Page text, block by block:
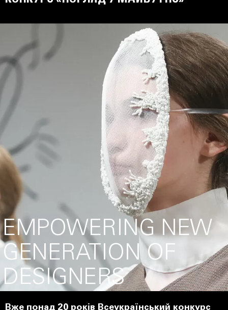
EMPOWERING NEW
GENERATION OF
DESIGNERS
Вже понад 20 років Всеукраїнський конкурс